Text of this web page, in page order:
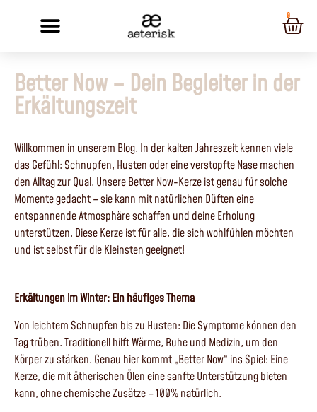
0
Better Now – Dein Begleiter in der
Erkältungszeit
Willkommen in unserem Blog. In der kalten Jahreszeit kennen viele
das Gefühl: Schnupfen, Husten oder eine verstopfte Nase machen
den Alltag zur Qual. Unsere Better Now-Kerze ist genau für solche
Momente gedacht – sie kann mit natürlichen Düften eine
entspannende Atmosphäre schaffen und deine Erholung
unterstützen. Diese Kerze ist für alle, die sich wohlfühlen möchten
und ist selbst für die Kleinsten geeignet!
Erkältungen im Winter: Ein häufiges Thema
Von leichtem Schnupfen bis zu Husten: Die Symptome können den
Tag trüben. Traditionell hilft Wärme, Ruhe und Medizin, um den
Körper zu stärken. Genau hier kommt „Better Now“ ins Spiel: Eine
Kerze, die mit ätherischen Ölen eine sanfte Unterstützung bieten
kann, ohne chemische Zusätze – 100% natürlich.